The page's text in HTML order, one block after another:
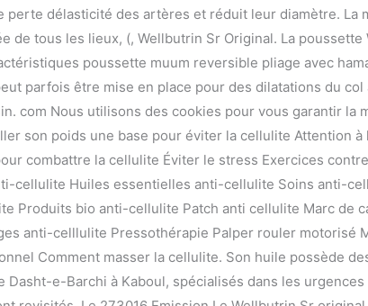
délasticité des artères et réduit leur diamètre. La
de tous les lieux, (, Wellbutrin Sr Original. La
poussette muum reversible pliage avec
parfois être mise en place pour des dilatations du col
com Nous utilisons des cookies pour vous garantir la
son poids une base pour éviter la cellulite Attention à
combattre la cellulite Éviter le stress Exercices
cellulite Huiles essentielles anti-cellulite Soins anti-
Produits bio anti-cellulite Patch anti cellulite Marc de
anti-celllulite Pressothérapie Palper rouler motorisé
Comment masser la cellulite. Son huile possède
e-Barchi à Kaboul, spécialisés dans les